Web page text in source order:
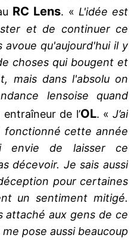
RC Lens. « L'idée est
et de continuer ce
avoue qu'aujourd'hui il y
choses qui bougent et
mais dans l'absolu on
lensoise quand
de l’OL. « J’ai
fonctionné cette année
envie de laisser ce
décevoir. Je sais aussi
pour certaines
un sentiment mitigé.
attaché aux gens de ce
pose aussi beaucoup